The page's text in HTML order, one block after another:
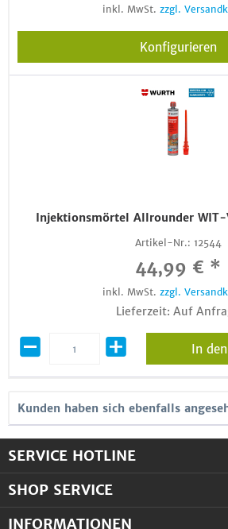
inkl. MwSt. zzgl.
Konfigurieren
Injektionsmörtel Allrounder
Artikel-Nr.: 12544
44,99 € *
inkl. MwSt. zzgl.
Lieferzeit: Auf
In
Kunden haben sich ebenfalls
SERVICE HOTLINE
SHOP SERVICE
INFORMATIONEN